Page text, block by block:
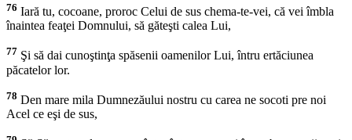
76 Iară tu, cocoane, proroc Celui de sus chema-te-vei, că vei îmbla
înaintea feaţei Domnului, să găteşti calea Lui,
77 Şi să dai cunoştinţa spăsenii oamenilor Lui, întru ertăciunea
păcatelor lor.
78 Den mare mila Dumnezăului nostru cu carea ne socoti pre noi
Acel ce eşi de sus,